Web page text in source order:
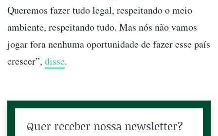
Queremos fazer tudo legal, respeitando o meio
ambiente, respeitando tudo. Mas nós não vamos
jogar fora nenhuma oportunidade de fazer esse país
crescer”, disse.
Quer receber nossa newsletter?